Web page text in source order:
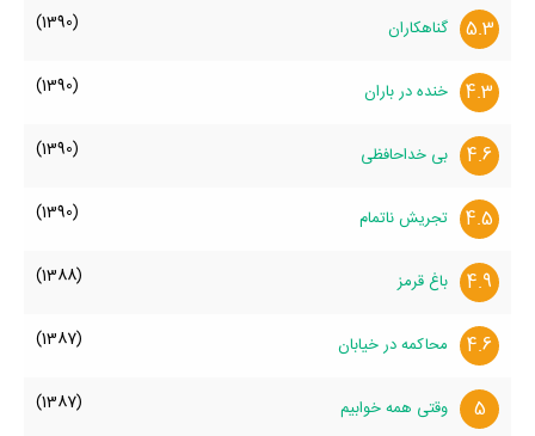
5.3 گناهکاران (1390)
4.3 خنده در باران (1390)
4.6 بی خداحافظی (1390)
4.5 تجریش ناتمام (1390)
4.9 باغ قرمز (1388)
4.6 محاکمه در خیابان (1387)
5 وقتی همه خوابیم (1387)